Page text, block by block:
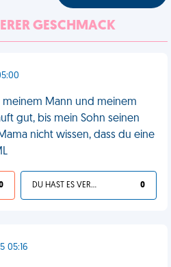
GESCHMACK
meinem Mann und meinem
gut, bis mein Sohn seinen
nicht wissen, dass du eine
DU HAST ES VERDIENT 0
05:16